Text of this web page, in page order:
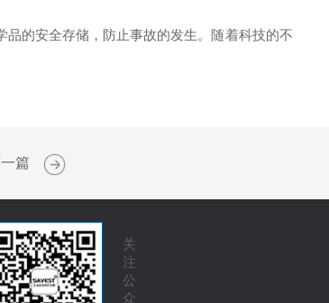
的安全存储，防止事故的发生。随着科技的不
篇
关
注
公
众